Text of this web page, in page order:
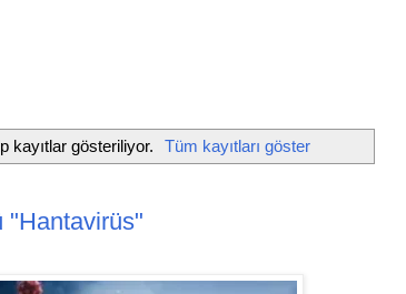
kayıtlar gösteriliyor. Tüm kayıtları göster
"Hantavirüs"